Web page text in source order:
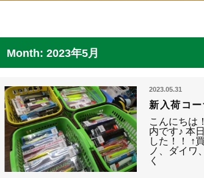
Month: 2023年5月
2023.05.31
新入荷コ
こんにちは
内です♪ 本
した！！ ↑
ノ、ダイワ
く